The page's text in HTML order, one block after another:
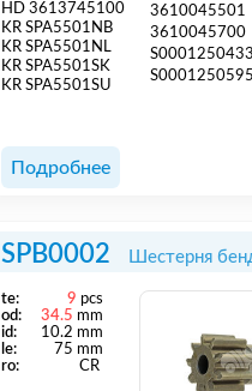
HD 3613745100
KR SPA5501NB
KR SPA5501NL
KR SPA5501SK
KR SPA5501SU
3610045501
3610045700
S0001250433
S0001250595
Подробнее
SPB0002 Шестерня
te: 9 pcs
od:
34.5 mm
id:
10.2 mm
le:
75 mm
ro:
CR